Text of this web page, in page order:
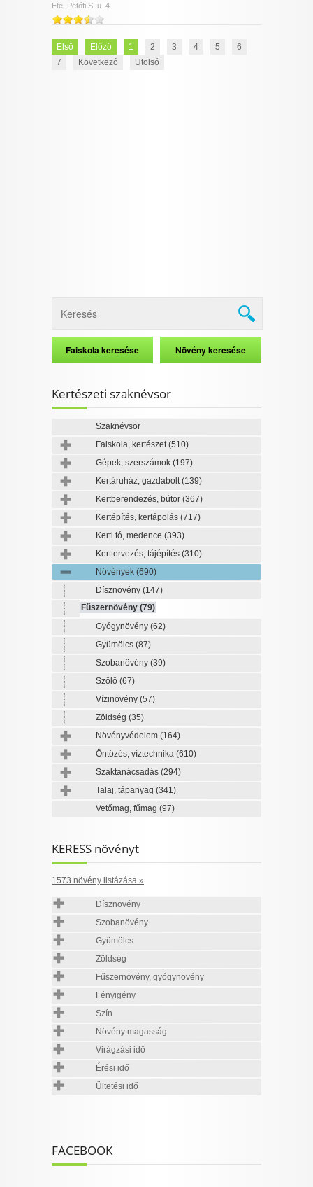
Ete, Petőfi S. u. 4.
Első Előző 1 2 3 4 5
6
7
Következő Utolsó
Kertészeti szaknévsor
Szaknévsor
Faiskola, kertészet(510)
Gépek, szerszámok (197)
Kertáruház, gazdabolt(139)
Kertberendezés, bútor (367)
Kertépítés, kertápolás (717)
Kerti tó, medence (393)
Kerttervezés, tájépítés (310)
Növények (690)
Dísznövény (147)
Fűszernövény (79)
Gyógynövény (62)
Gyümölcs (87)
Szobanövény (39)
Szőlő (67)
Vízinövény (57)
Zöldség (35)
Növényvédelem (164)
Öntözés, víztechnika (610)
Szaktanácsadás (294)
Talaj, tápanyag (341)
Vetőmag, fűmag (97)
KERESS növényt
1573 növény listázása »
Dísznövény
Szobanövény
Gyümölcs
Zöldség
Fűszernövény, gyógynövény
Fényigény
Szín
Növény magasság
Virágzási idő
Érési idő
Ültetési idő
FACEBOOK